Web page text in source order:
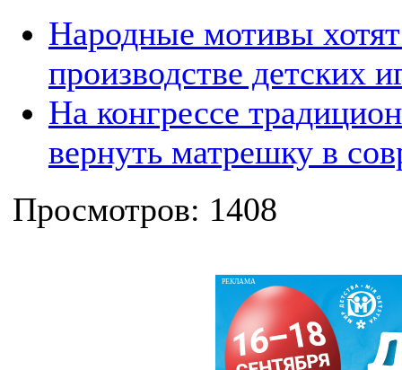
Народные мотивы
производстве детских
На конгрессе
вернуть матрешку в
Просмотров: 1408
РЕКЛАМА